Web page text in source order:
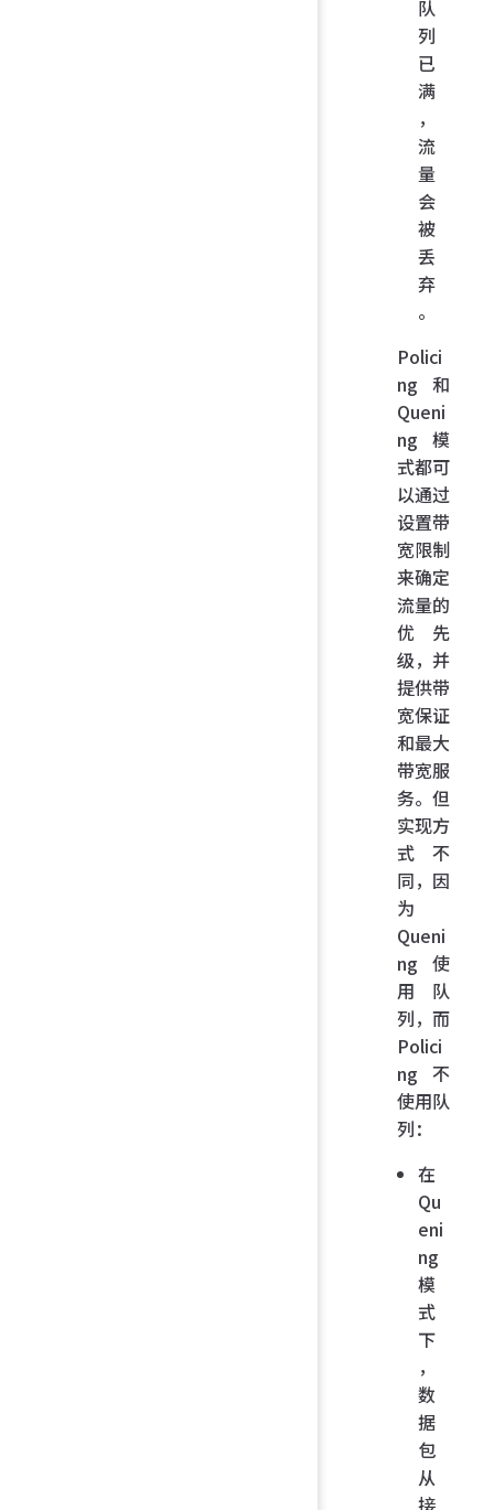
队
列
已
满
，
流
量
会
被
丢
弃
。
Polici
ng 和
Queni
ng 模
式都可
以通过
设置带
宽限制
来确定
流量的
优先
级，并
提供带
宽保证
和最大
带宽服
务。但
实现方
式不
同，因
为
Queni
ng 使
用队
列，而
Polici
ng 不
使用队
列：
在
Qu
eni
ng
模
式
下
，
数
据
包
从
接